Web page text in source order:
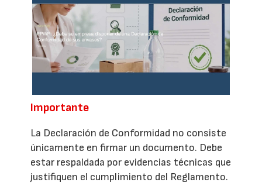
Importante
La Declaración de Conformidad no consiste
únicamente en firmar un documento. Debe
estar respaldada por evidencias técnicas que
justifiquen el cumplimiento del Reglamento.